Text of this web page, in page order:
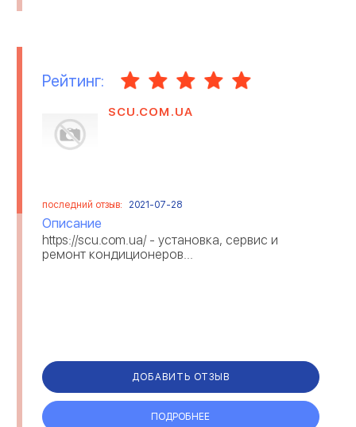
Рейтинг:
SCU.COM.UA
последний отзыв: 2021-07-28
Описание
https://scu.com.ua/ - установка, сервис и
ремонт кондиционеров...
ДОБАВИТЬ ОТЗЫВ
ПОДРОБНЕЕ